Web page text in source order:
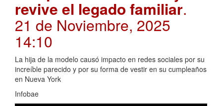
revive el legado familiar.
21 de Noviembre, 2025
14:10
La hija de la modelo causó impacto en redes sociales por su
increíble parecido y por su forma de vestir en su cumpleaños
en Nueva York
Infobae